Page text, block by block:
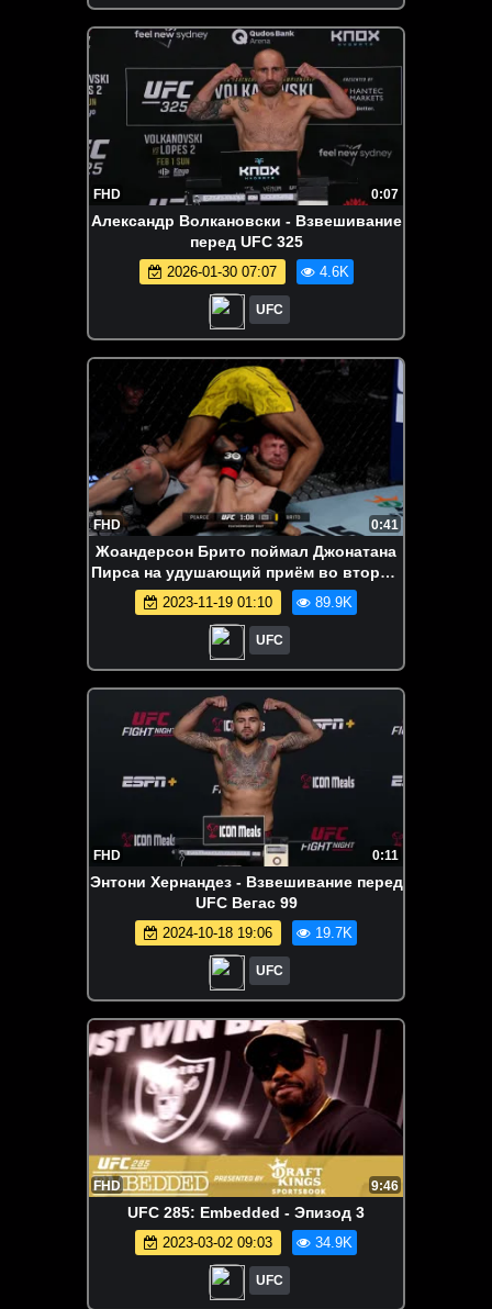
FHD 0:07
Александр Волкановски - Взвешивание
перед UFC 325
2026-01-30 07:07 4.6K
UFC
FHD 0:41
Жоандерсон Брито поймал Джонатана
Пирса на удушающий приём во втором
раунде
2023-11-19 01:10 89.9K
UFC
FHD 0:11
Энтони Хернандез - Взвешивание перед
UFC Вегас 99
2024-10-18 19:06 19.7K
UFC
FHD 9:46
UFC 285: Embedded - Эпизод 3
2023-03-02 09:03 34.9K
UFC